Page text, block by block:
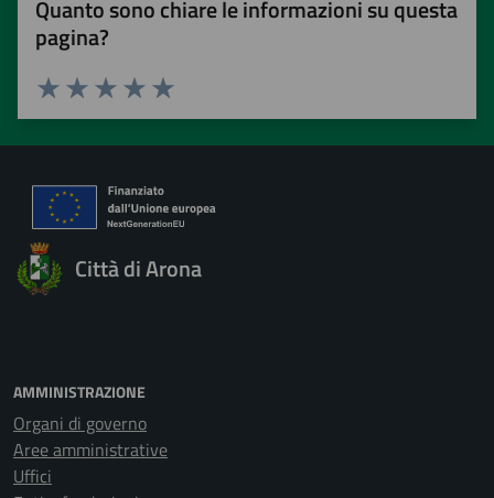
Quanto sono chiare le informazioni su questa
pagina?
Valuta 5 stelle su 5
Valuta 4 stelle su 5
Valuta 3 stelle su 5
Valuta 2 stelle su 5
Valuta 1 stelle su 5
Città di Arona
AMMINISTRAZIONE
Organi di governo
Aree amministrative
Uffici